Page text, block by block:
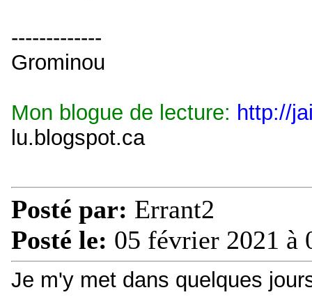
-------------
Grominou
Mon blogue de lecture: http://
lu.blogspot.ca
Posté par: Errant2
Posté le: 05 février 2021 à
Je m'y met dans quelques